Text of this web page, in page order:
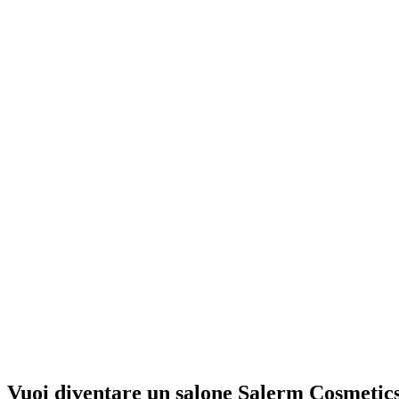
Vuoi diventare un salone Salerm